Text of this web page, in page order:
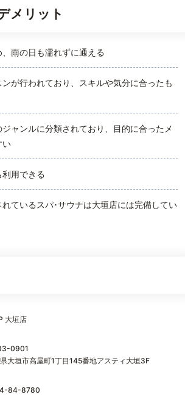
メリット
雨の日も濡れずに通える
が行われており、スキルや気分に合ったも
ャンルに分類されており、目的に合ったメ
い
用できる
ているスパ･サウナは大垣店には完備してい
大垣店
0901
大垣市高屋町1丁目145番地アスティ大垣3F
84-8780